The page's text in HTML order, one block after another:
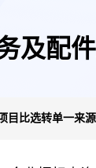
及配
目比选转单一来